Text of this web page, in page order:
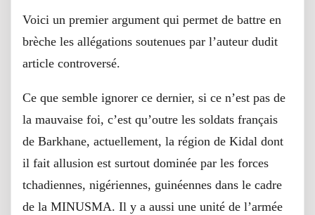
Voici un premier argument qui permet de battre en
brèche les allégations soutenues par l’auteur dudit
article controversé.
Ce que semble ignorer ce dernier, si ce n’est pas de
la mauvaise foi, c’est qu’outre les soldats français
de Barkhane, actuellement, la région de Kidal dont
il fait allusion est surtout dominée par les forces
tchadiennes, nigériennes, guinéennes dans le cadre
de la MINUSMA. Il y a aussi une unité de l’armée